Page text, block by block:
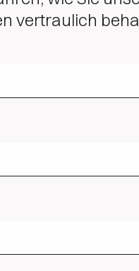
vertraulich